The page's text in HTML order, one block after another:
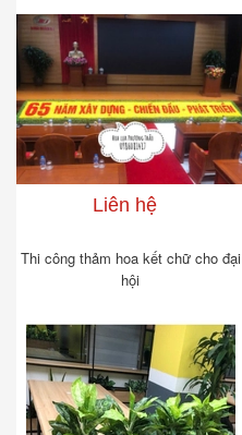
Liên hệ
Thi công thảm hoa kết chữ cho đại
hội